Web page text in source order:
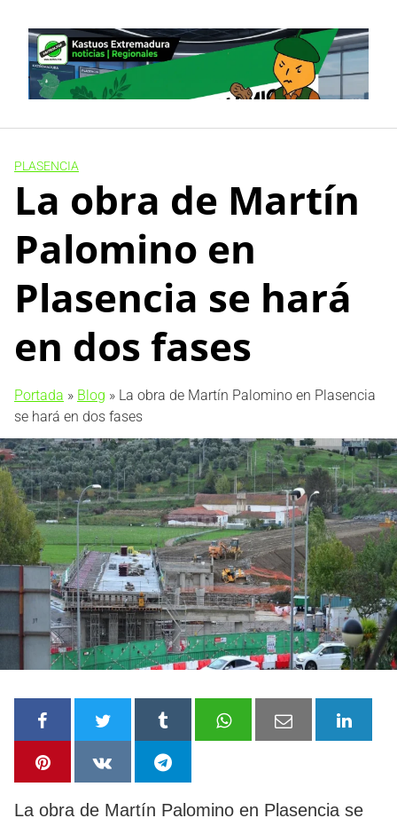
content
PLASENCIA
La obra de Martín
Palomino en
Plasencia se hará
en dos fases
Portada » Blog » La obra de Martín Palomino en Plasencia
se hará en dos fases
La obra de Martín Palomino en Plasencia se